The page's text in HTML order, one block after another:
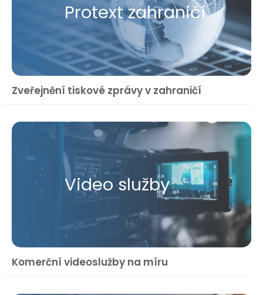
Protext zahraničí
Zveřejnění tiskové zprávy v zahraničí
Video služby
Komerční videoslužby na míru